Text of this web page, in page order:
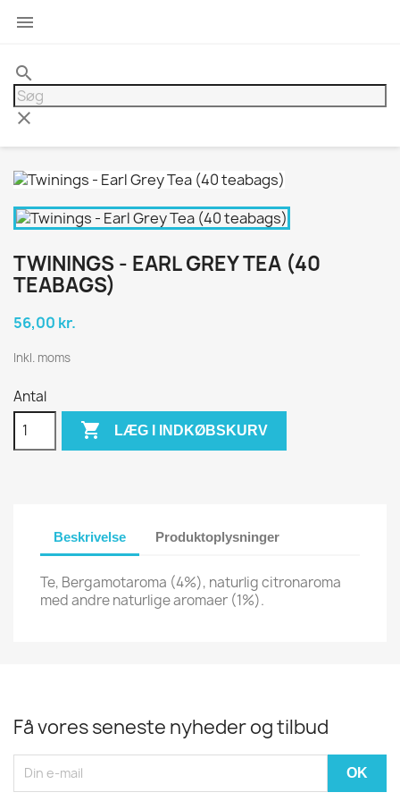

search
clear
TWININGS - EARL GREY TEA (40
TEABAGS)
56,00 kr.
Inkl. moms
Antal
 LÆG I INDKØBSKURV
Beskrivelse Produktoplysninger
Te, Bergamotaroma (4%), naturlig citronaroma
med andre naturlige aromaer (1%).
Få vores seneste nyheder og tilbud